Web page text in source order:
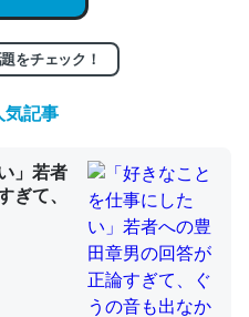
察（１） - conceptualization
の伏線」は回収されないけ
量。進化すればするほど分
察（１） - conceptualization
をチェック！
気記事
」若者
ぎて、